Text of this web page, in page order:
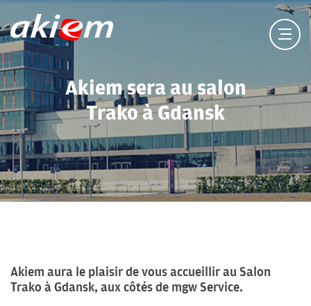
Akiem sera au salon
Trako à Gdansk
Akiem aura le plaisir de vous accueillir au Salon
Trako à Gdansk, aux côtés de mgw Service.